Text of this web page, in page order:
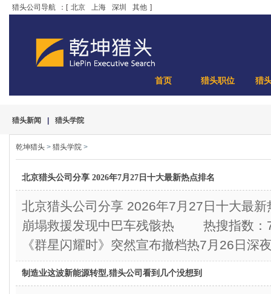
猎头公司导航 ：[ 北京 上海 深圳 其他 ]
首页 猎头职位 猎
猎头新闻 猎头学院
乾坤猎头 > 猎头学院 >
北京猎头公司分享 2026年7月27日十大最新热点排名
北京猎头公司分享 2026年7月27日十大
崩塌救援发现中巴车残骸热 热搜指数
《群星闪耀时》突然宣布撤档热7月26日深
制造业这波新能源转型,猎头公司看到几个没想到